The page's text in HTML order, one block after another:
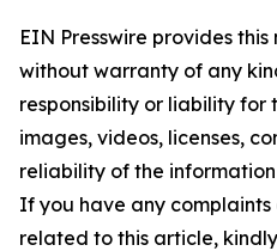
EIN Presswire provides
without warranty of any
responsibility or liability for
images, videos, licenses,
reliability of the
If you have any complaints
related to this article,